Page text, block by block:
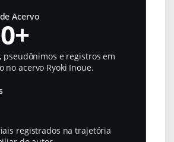
Acervo
pseudônimos e registros em
no acervo Ryoki Inoue.
registrados na trajetória